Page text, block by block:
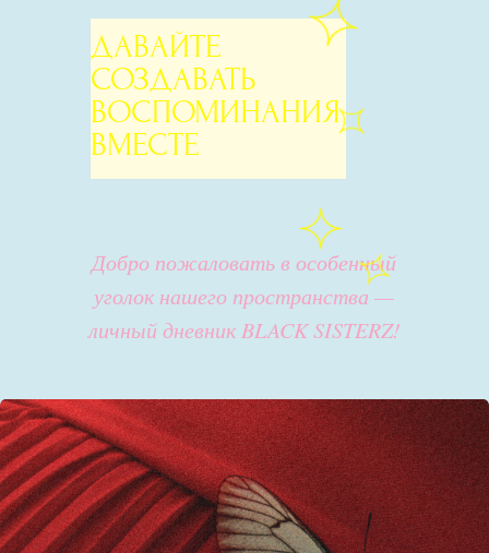
ДАВАЙТЕ
СОЗДАВАТЬ
ВОСПОМИНАНИЯ
ВМЕСТЕ
Добро пожаловать в особенный
уголок нашего пространства —
личный дневник BLACK SISTERZ!